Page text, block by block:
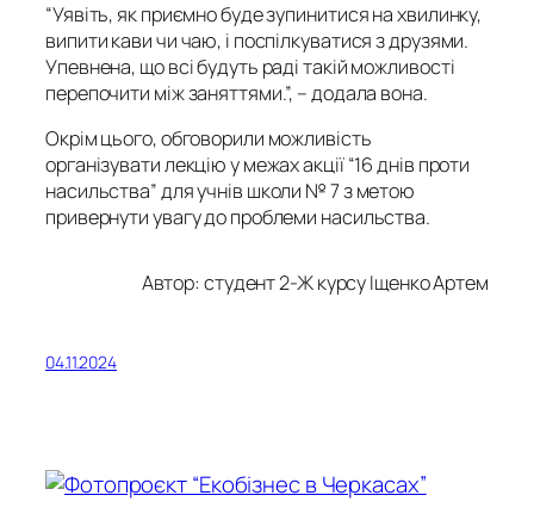
“Уявіть, як приємно буде зупинитися на хвилинку,
випити кави чи чаю, і поспілкуватися з друзями.
Упевнена, що всі будуть раді такій можливості
перепочити між заняттями.”, – додала вона.
Окрім цього, обговорили можливість
організувати лекцію у межах акції “16 днів проти
насильства” для учнів школи № 7 з метою
привернути увагу до проблеми насильства.
Автор: студент 2-Ж курсуІщенко Артем
04.11.2024